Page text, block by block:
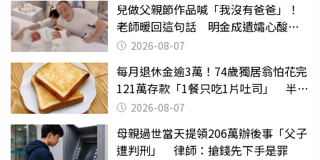
兒做父親節作品喊「我沒有爸爸」！
老師暖回這句話 明金成遺孀心酸惹
淚 2026-08-07
每月退休金逾3萬！74歲獨居翁怕花完
121萬存款「1餐只吃1片吐司」 半年
後暴瘦嚇壞女兒
2026-08-07
母親過世當天提領206萬辦後事「父子
遭判刑」 律師：搶錢先下手是罪